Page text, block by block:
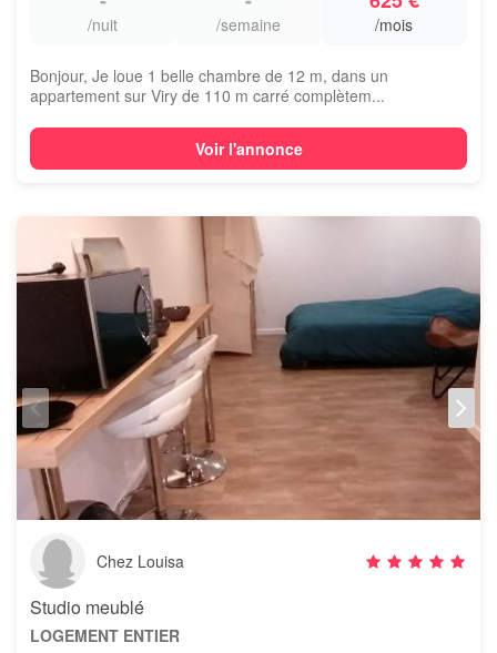
/nuit /semaine /mois
Bonjour, Je loue 1 belle chambre de 12 m, dans un
appartement sur Viry de 110 m carré complètem...
Voir l'annonce
Chez Louisa
Studio meublé
LOGEMENT ENTIER